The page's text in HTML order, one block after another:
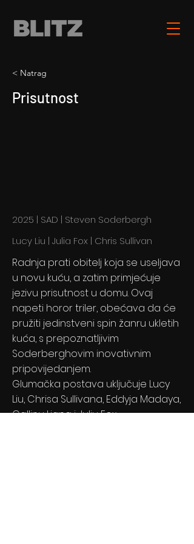
< Natrag
Prisutnost
2025 | SAD | Steven Soderbergh
Lucy Liu | Julia Fox | Chris Sullivan
Radnja prati obitelj koja se useljava
u novu kuću, a zatim primjećuje
jezivu prisutnost u domu. Ovaj
napeti horor triler, obećava da će
pružiti jedinstveni spin žanru ukletih
kuća, s prepoznatljivim
Soderberghovim inovativnim
pripovijedanjem.
Glumačka postava uključuje Lucy
Liu, Chrisa Sullivana, Eddyja Madaya,
Callinu Liang i Juliu Fox.